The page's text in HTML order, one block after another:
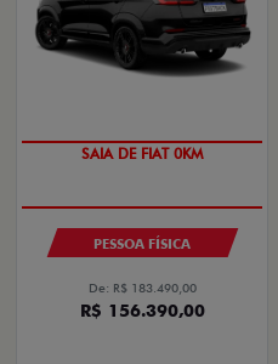
SAIA DE FIAT 0KM
PESSOA FÍSICA
De: R$ 183.490,00
R$ 156.390,00